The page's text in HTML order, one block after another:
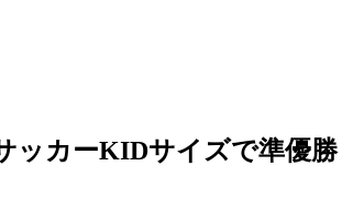
ッカーKIDサイズで準優勝